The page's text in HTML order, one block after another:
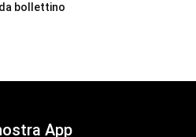
bollettino
App